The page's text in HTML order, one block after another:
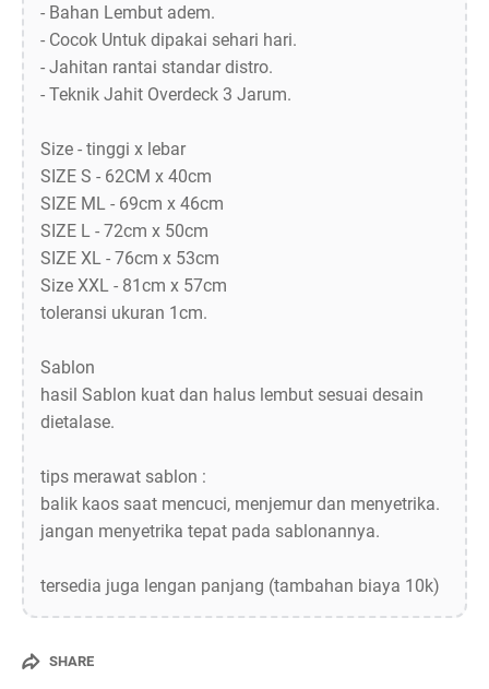
- Bahan Lembut adem.
- Cocok Untuk dipakai sehari hari.
- Jahitan rantai standar distro.
- Teknik Jahit Overdeck 3 Jarum.
Size - tinggi x lebar
SIZE S - 62CM x 40cm
SIZE ML - 69cm x 46cm
SIZE L - 72cm x 50cm
SIZE XL - 76cm x 53cm
Size XXL - 81cm x 57cm
toleransi ukuran 1cm.
Sablon
hasil Sablon kuat dan halus lembut sesuai desain
dietalase.
tips merawat sablon :
balik kaos saat mencuci, menjemur dan menyetrika.
jangan menyetrika tepat pada sablonannya.
tersedia juga lengan panjang (tambahan biaya 10k)
SHARE